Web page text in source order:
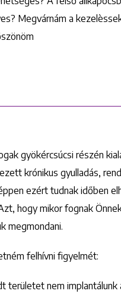
Megvárnám a
gyökércsúcsi részén
krónikus gyulladás,
ezért tudnak időben
hogy mikor fognak
megmondani.
felhívni figyelmét:
területet nem implantálunk